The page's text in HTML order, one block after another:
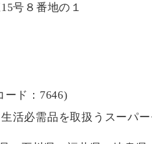
号８番地の１
ード：7646)
活必需品を取扱うスーパ